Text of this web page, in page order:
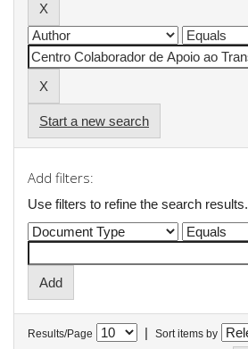
Start a new search
Add filters:
Use filters to refine the search results.
Results/Page | Sort items by